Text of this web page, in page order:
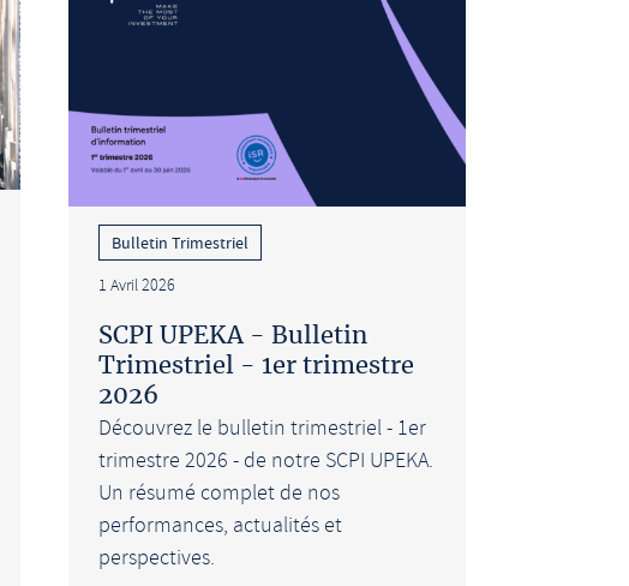
Bulletin Trimestriel
1 Avril 2026
SCPI UPEKA - Bulletin
Trimestriel - 1er trimestre
2026
Découvrez le bulletin trimestriel - 1er
trimestre 2026 - de notre SCPI UPEKA.
Un résumé complet de nos
performances, actualités et
perspectives.